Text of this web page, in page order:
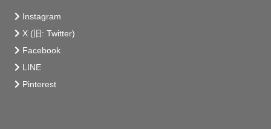
Instagram
X (旧: Twitter)
Facebook
LINE
Pinterest